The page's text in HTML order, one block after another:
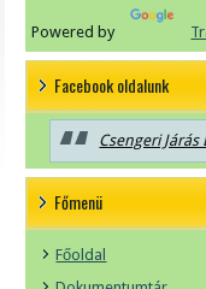
Powered by
Facebook oldalunk
Csengeri Járás
Főmenü
Főoldal